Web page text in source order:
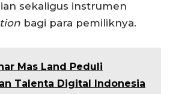
sekaligus instrumen
bagi para pemiliknya.
Mas Land Peduli
Talenta Digital Indonesia